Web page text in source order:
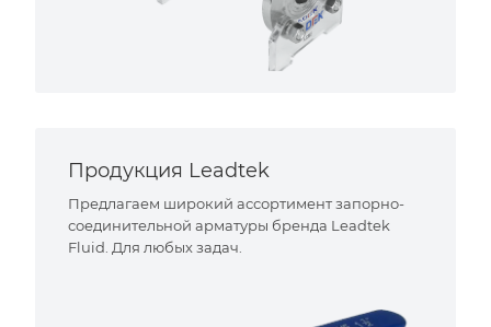
Продукция Leadtek
Предлагаем широкий ассортимент запорно-
соединительной арматуры бренда Leadtek
Fluid. Для любых задач.